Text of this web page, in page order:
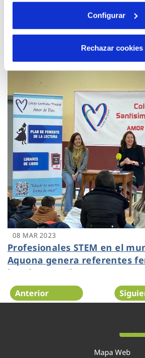
Configurar
Rechazar cookies
Aquona da a conocer la
08 MAR 2023
Profesionales STEM en el
Aquona genera referentes
las alumnas de Zamora
Anterior
Mapa Web